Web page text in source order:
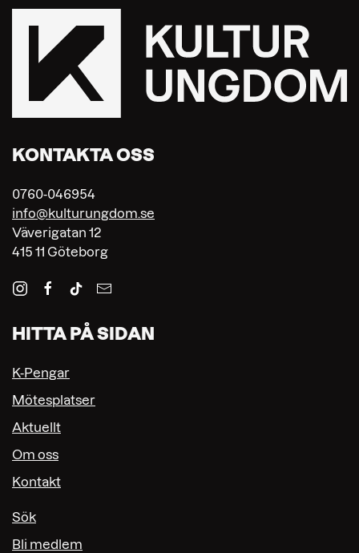
KONTAKTA OSS
0760-046954
info@kulturungdom.se
Väverigatan 12
415 11 Göteborg
HITTA PÅ SIDAN
K-Pengar
Mötesplatser
Aktuellt
Om oss
Kontakt
Sök
Bli medlem